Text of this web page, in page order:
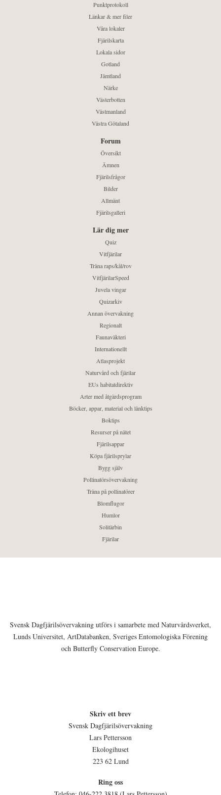
Punktprotokoll
Länkar & mer filer
Våra lokaler
Fjärilskarta
Lokala sidor
Gotland
Jämtland
Närke
Västerbotten
Västmanland
Västra Götaland
Forum
Översikt
Ämnen
Fjärilsfrågor
Bilder
Allmänt
Fjärilsgalleri
Lär dig mer
Quiz
Vitfjärilar
Träna raps/kål/rov
VitfjärilarSpeed
Juvela vingar
Quizarkiv
Annan övervakning
Regionalt
Faunaväkteri
Internationellt
Atlasprojekt
Naturvård och fjärilar
EUs habitatdirektiv
Arter med åtgärdsprogram
Böcker, appar, material och länktips
Boktips
Resurser på nätet
Fjärilsappar
Köpa fjärilsprylar
Bygg själv
Pollinatörsövervakning
Träna på pollinatörer
Blomflugor
Humlor
Solitärbin
Fjärilar
Svensk Dagfjärilsövervakning utförs i samarbete med Naturvårdsverket,
Lunds Universitet, ArtDatabanken, Sveriges Entomologiska Förening
och Butterfly Conservation Europe.
Skriv ett brev
Svensk Dagfjärilsövervakning
Lars Pettersson
Ekologihuset
223 62 Lund
Ring oss